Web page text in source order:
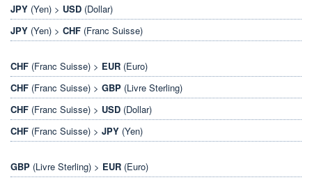
JPY (Yen) > USD (Dollar)
JPY (Yen) > CHF (Franc Suisse)
CHF (Franc Suisse) > EUR (Euro)
CHF (Franc Suisse) > GBP (Livre Sterling)
CHF (Franc Suisse) > USD (Dollar)
CHF (Franc Suisse) > JPY (Yen)
GBP (Livre Sterling) > EUR (Euro)